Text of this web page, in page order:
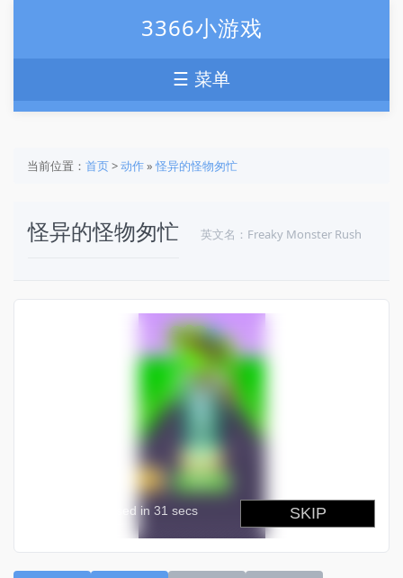
3366小游戏
☰ 菜单
当前位置： 首页>动作» 怪异的怪物匆忙
怪异的怪物匆忙 英文名：Freaky Monster Rush